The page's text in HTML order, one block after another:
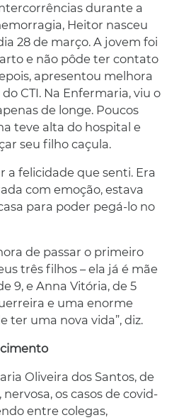
durante a
Heitor nasceu
28 de março. A jovem foi
e não pôde ter contato
apresentou melhora
CTI. Na Enfermaria, viu o
de longe. Poucos
teve alta do hospital e
seu filho caçula.
a felicidade que senti. Era
com emoção, estava
para poder pegá-lo no
de passar o primeiro
três filhos – ela já é mãe
9, e Anna Vitória, de 5
e uma enorme
ter uma nova vida”, diz.
Oliveira dos Santos, de
os casos de covid-
entre colegas,